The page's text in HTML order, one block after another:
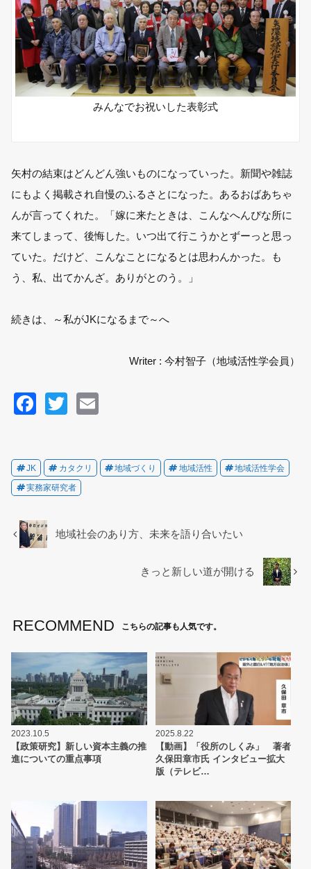
みんなでお祝いした表彰式
矢村の結束はどんどん強いものになっていった。新聞や雑誌
にもよく掲載され自慢のふるさとになった。あるおばあちゃ
んが言ってくれた。「嫁に来たときは、こんなへんぴな所に
来てしまって、後悔した。いつ出て行こうかとずーっと思っ
ていた。だけど、こんなことになるとは思わんかった。も
う、私、出てかんざ。ありがとのう。」
続きは、～私がJKになるまで～へ
Writer : 今村智子（地域活性学会員）
F
e
b
o
o
T
er
JK カタクリ 地域づくり 地域活性 地域活性学会
実務家研究者
地域社会のあり方、未来を語り合いたい
きっと新しい道が開ける
RECOMMEND こちらの記事も人気です。
2023.10.5
【政策研究】新しい資本主義の推
進についての重点事項
2025.8.22
【動画】「役所のしくみ」 著者
久保田章市氏 インタビュー拡大
版（テレビ…